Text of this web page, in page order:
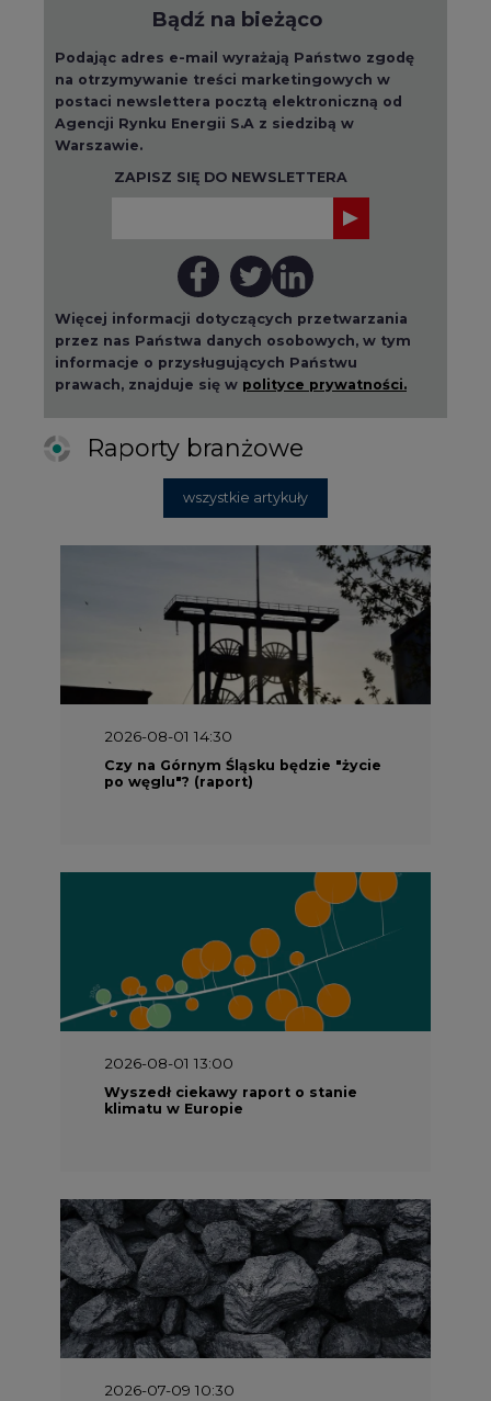
Bądź na bieżąco
Podając adres e-mail wyrażają Państwo zgodę
na otrzymywanie treści marketingowych w
postaci newslettera pocztą elektroniczną od
Agencji Rynku Energii S.A z siedzibą w
Warszawie.
ZAPISZ SIĘ DO NEWSLETTERA
Więcej informacji dotyczących przetwarzania
przez nas Państwa danych osobowych, w tym
informacje o przysługujących Państwu
prawach, znajduje się w polityce prywatności.
Raporty branżowe
wszystkie artykuły
2026-08-01 14:30
Czy na Górnym Śląsku będzie "życie
po węglu"? (raport)
2026-08-01 13:00
Wyszedł ciekawy raport o stanie
klimatu w Europie
2026-07-09 10:30